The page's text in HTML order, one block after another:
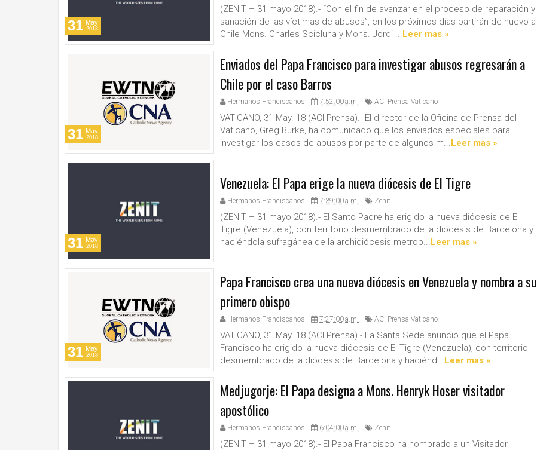
(ZENIT – 31 mayo 2018).- “Con el fin de avanzar en el proceso de reparación y
sanación de las víctimas de abusos”, en los próximos días partirán de nuevo a
Chile Mons. Charles Scicluna y Mons. Jordi ...Leer mas »
31 May
2018
Enviados del Papa Francisco para investigar abusos regresarán a
Chile por el caso Barros
Hermanos Franciscanos 7:52:00 a.m. ACI Prensa Vaticano
VATICANO, 31 May. 18 (ACI Prensa).- El director de la Oficina de Prensa del
Vaticano, Greg Burke, ha comunicado que los enviados especiales para
investigar los casos de abusos por parte de algunos m...Leer mas »
31 May
2018
Venezuela: El Papa erige la nueva diócesis de El Tigre
Hermanos Franciscanos 7:39:00 a.m. Zenit
(ZENIT – 31 mayo 2018).- El Santo Padre ha erigido la nueva diócesis de El
Tigre (Venezuela), con territorio desmembrado de la diócesis de Barcelona y
haciéndola sufragánea de la archidiócesis metrop...Leer mas »
31 May
2018
Papa Francisco crea una nueva diócesis en Venezuela y nombra a su
primero obispo
Hermanos Franciscanos 7:27:00 a.m. ACI Prensa Vaticano
VATICANO, 31 May. 18 (ACI Prensa).- La Santa Sede anunció que el Papa
Francisco ha erigido la nueva diócesis de El Tigre (Venezuela), con territorio
desmembrado de la diócesis de Barcelona y haciénd...Leer mas »
31 May
2018
Medjugorje: El Papa designa a Mons. Henryk Hoser visitador
apostólico
Hermanos Franciscanos 6:04:00 a.m. Zenit
(ZENIT – 31 mayo 2018).- El Papa Francisco ha nombrado a un Visitador